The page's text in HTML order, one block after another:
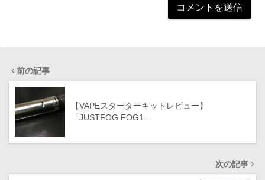
前の記事
【VAPEスターターキットレビュー】
「JUSTFOG FOG1…
次の記事